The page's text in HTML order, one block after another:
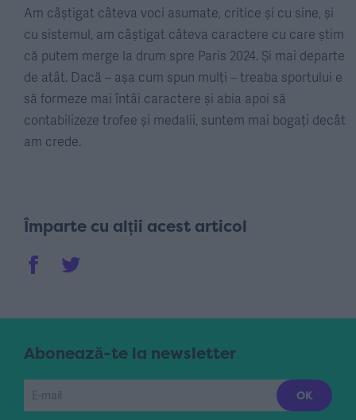
Am câștigat câteva voci asumate, critice și cu sine, și
cu sistemul, am câștigat câteva caractere cu care știm
că putem merge la drum spre Paris 2024. Și mai departe
de atât. Dacă – așa cum spun mulți – treaba sportului e
să formeze mai întâi caractere și abia apoi să
contabilizeze trofee și medalii, suntem mai bogați decât
am crede.
Împarte cu alții acest articol
Abonează-te la newsletter